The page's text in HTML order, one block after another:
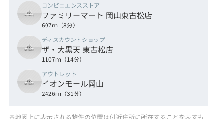
コンビニエンスストア
ファミリーマート 岡山東古松店
607ｍ（8分）
ディスカウントショップ
ザ・大黒天 東古松店
1107ｍ（14分）
アウトレット
イオンモール岡山
2426ｍ（31分）
※地図上に表示される物件の位置は付近住所に所在することを表すも